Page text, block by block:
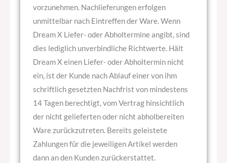
vorzunehmen. Nachlieferungen erfolgen
unmittelbar nach Eintreffen der Ware. Wenn
Dream X Liefer- oder Abholtermine angibt, sind
dies lediglich unverbindliche Richtwerte. Hält
Dream X einen Liefer- oder Abholtermin nicht
ein, ist der Kunde nach Ablauf einer von ihm
schriftlich gesetzten Nachfrist von mindestens
14 Tagen berechtigt, vom Vertrag hinsichtlich
der nicht gelieferten oder nicht abholbereiten
Ware zurückzutreten. Bereits geleistete
Zahlungen für die jeweiligen Artikel werden
dann an den Kunden zurückerstattet.